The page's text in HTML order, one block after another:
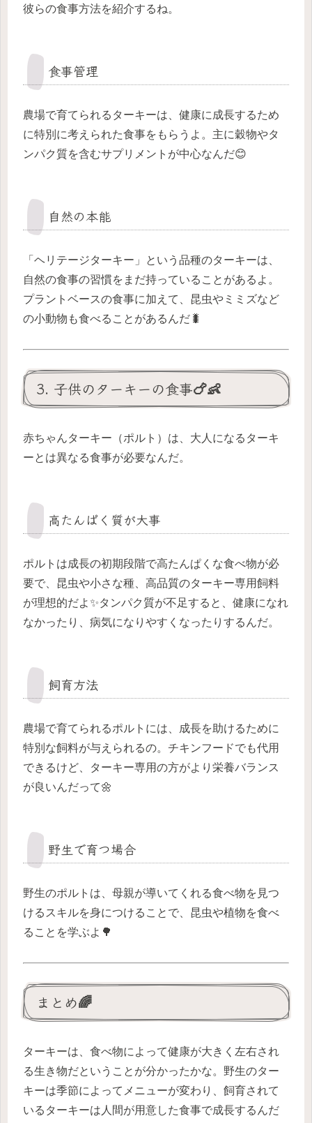
彼らの食事方法を紹介するね。
食事管理
農場で育てられるターキーは、健康に成長するため
に特別に考えられた食事をもらうよ。主に穀物やタ
ンパク質を含むサプリメントが中心なんだ😊
自然の本能
「ヘリテージターキー」という品種のターキーは、
自然の食事の習慣をまだ持っていることがあるよ。
プラントベースの食事に加えて、昆虫やミミズなど
の小動物も食べることがあるんだ🐛
3. 子供のターキーの食事🍗👶
赤ちゃんターキー（ポルト）は、大人になるターキ
ーとは異なる食事が必要なんだ。
高たんぱく質が大事
ポルトは成長の初期段階で高たんぱくな食べ物が必
要で、昆虫や小さな種、高品質のターキー専用飼料
が理想的だよ✨タンパク質が不足すると、健康になれ
なかったり、病気になりやすくなったりするんだ。
飼育方法
農場で育てられるポルトには、成長を助けるために
特別な飼料が与えられるの。チキンフードでも代用
できるけど、ターキー専用の方がより栄養バランス
が良いんだって🌼
野生で育つ場合
野生のポルトは、母親が導いてくれる食べ物を見つ
けるスキルを身につけることで、昆虫や植物を食べ
ることを学ぶよ🌳
まとめ🌈
ターキーは、食べ物によって健康が大きく左右され
る生き物だということが分かったかな。野生のター
キーは季節によってメニューが変わり、飼育されて
いるターキーは人間が用意した食事で成長するんだ